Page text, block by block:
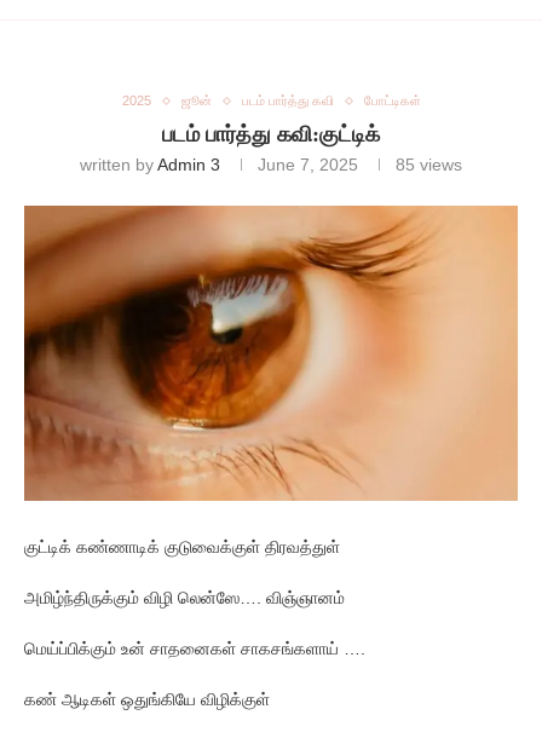
2025 ஜூன் படம் பார்த்து கவி போட்டிகள்
படம் பார்த்து கவி:குட்டிக்
written byAdmin 3 June 7, 2025 85 views
குட்டிக் கண்ணாடிக் குடுவைக்குள் திரவத்துள்
அமிழ்ந்திருக்கும் விழி லென்ஸே…. விஞ்ஞானம்
மெய்ப்பிக்கும் உன் சாதனைகள் சாகசங்களாய் ….
கண் ஆடிகள் ஒதுங்கியே விழிக்குள்